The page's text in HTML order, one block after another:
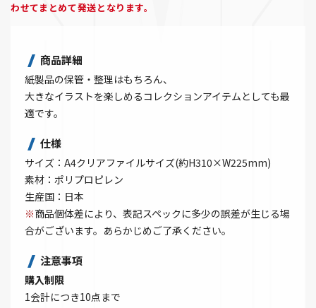
わせてまとめて発送となります。
商品詳細
紙製品の保管・整理はもちろん、
大きなイラストを楽しめるコレクションアイテムとしても最
適です。
仕様
サイズ：A4クリアファイルサイズ(約H310×W225mm)
素材：ポリプロピレン
生産国：日本
※商品個体差により、表記スペックに多少の誤差が生じる場
合がございます。あらかじめご了承ください。
注意事項
購入制限
1会計につき10点まで